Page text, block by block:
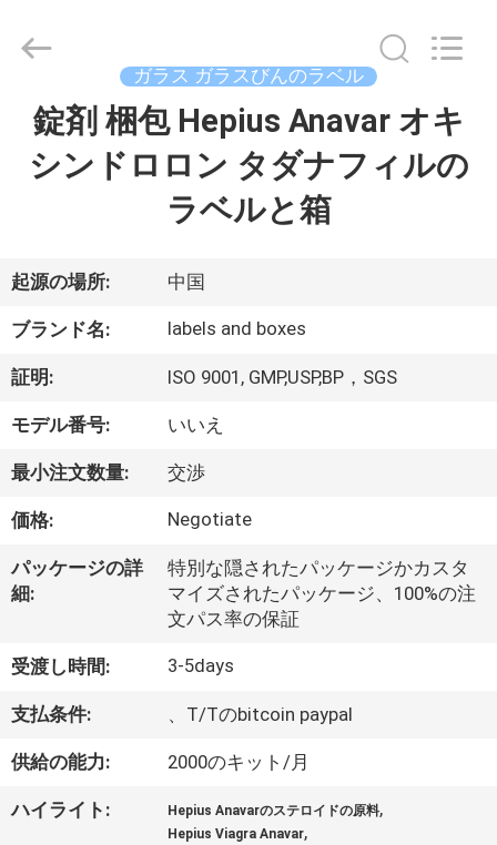
ダ
ク
ト
私
に
つ
て
工
場
2017
(Xiamen)
Industry
Rights
ガラス ガラスびんのラベル
錠剤 梱包 Hepius Anavar オキ
シンドロロン タダナフィルの
ラベルと箱
起源の場所: 中国
ブランド名: labels and boxes
証明: ISO 9001, GMP,USP,BP，SGS
モデル番号: いいえ
最小注文数量: 交渉
価格: Negotiate
パッケージの詳
細:
特別な隠されたパッケージかカスタ
マイズされたパッケージ、100%の注
文パス率の保証
受渡し時間: 3-5days
支払条件: 、T/Tのbitcoin paypal
供給の能力: 2000のキット/月
ハイライト: Hepius Anavarのステロイドの原料,
Hepius Viagra Anavar,